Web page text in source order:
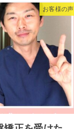
お客様の声